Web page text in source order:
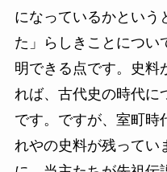
になっているかという
た」らしきことについ
明できる点です。史
れば、古代史の時代に
です。ですが、室町時
れやの史料が残ってい